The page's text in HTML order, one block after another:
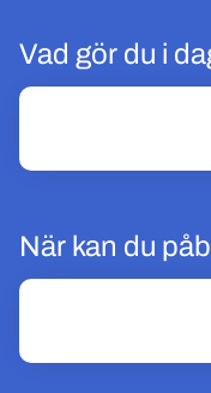
Vad gör du i
När kan du